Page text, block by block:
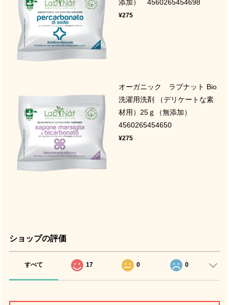
添加） 4560265454698
¥275
オーガニック ラプナット Bio
洗濯用洗剤 （デリケートな素
材用）25ｇ（無添加）
4560265454650
¥275
ショップの評価
すべて 17 0 0